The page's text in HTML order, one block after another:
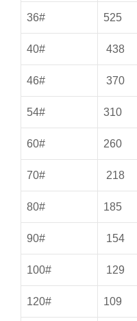
36# 525
40# 438
46# 370
54# 310
60# 260
70# 218
80# 185
90# 154
100# 129
120# 109